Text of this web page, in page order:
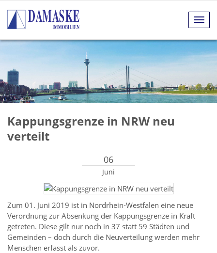
Kappungsgrenze in NRW neu
verteilt
06
Juni
Zum 01. Juni 2019 ist in Nordrhein-Westfalen eine neue
Verordnung zur Absenkung der Kappungsgrenze in Kraft
getreten. Diese gilt nur noch in 37 statt 59 Städten und
Gemeinden – doch durch die Neuverteilung werden mehr
Menschen erfasst als zuvor.